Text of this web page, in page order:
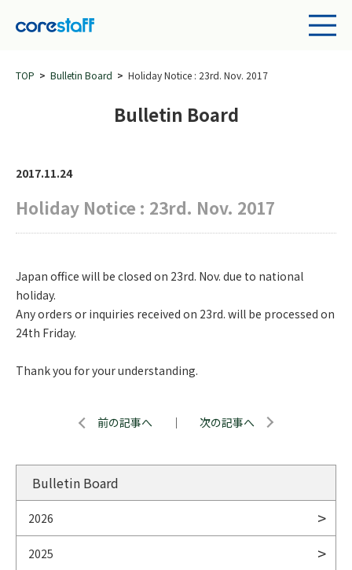
TOP Bulletin Board Holiday Notice : 23rd. Nov. 2017
Bulletin Board
2017.11.24
Holiday Notice : 23rd. Nov. 2017
Japan office will be closed on 23rd. Nov. due to national
holiday.
Any orders or inquiries received on 23rd. will be processed on
24th Friday.
Thank you for your understanding.
前の記事へ ｜ 次の記事へ
Bulletin Board
2026
2025